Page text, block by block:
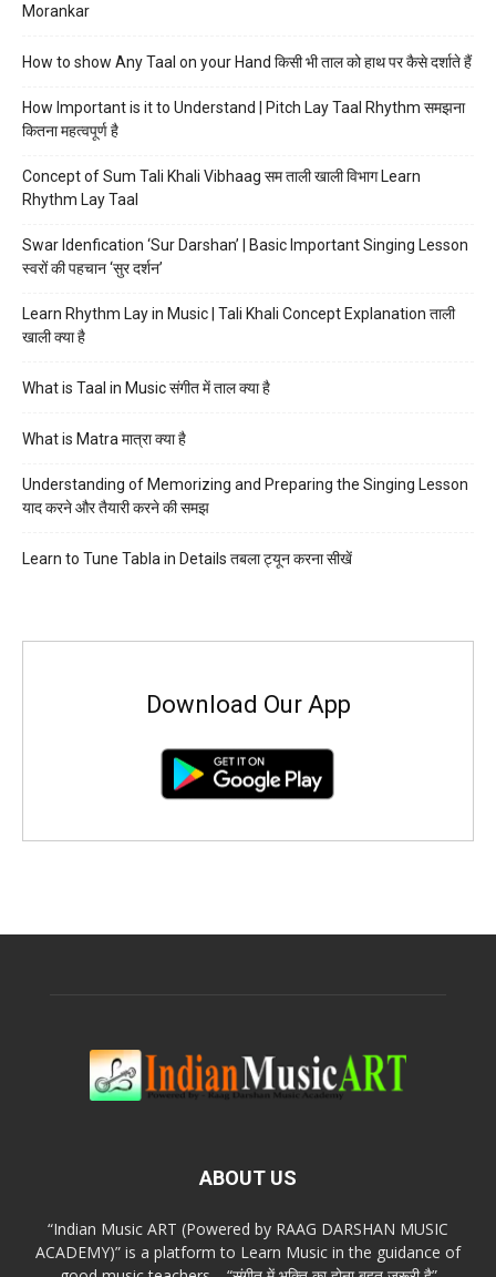
Morankar
How to show Any Taal on your Hand किसी भी ताल को हाथ पर कैसे दर्शाते हैं
How Important is it to Understand | Pitch Lay Taal Rhythm समझना
कितना महत्वपूर्ण है
Concept of Sum Tali Khali Vibhaag सम ताली खाली विभाग Learn
Rhythm Lay Taal
Swar Idenfication ‘Sur Darshan’ | Basic Important Singing Lesson
स्वरों की पहचान ‘सुर दर्शन’
Learn Rhythm Lay in Music | Tali Khali Concept Explanation ताली
खाली क्या है
What is Taal in Music संगीत में ताल क्या है
What is Matra मात्रा क्या है
Understanding of Memorizing and Preparing the Singing Lesson
याद करने और तैयारी करने की समझ
Learn to Tune Tabla in Details तबला ट्यून करना सीखें
Download Our App
ABOUT US
“Indian Music ART (Powered by RAAG DARSHAN MUSIC
ACADEMY)” is a platform to Learn Music in the guidance of